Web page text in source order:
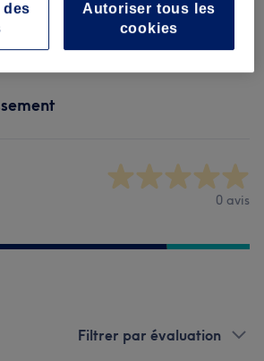
Et Semi-
à partir de 50 €
0 avis
Filtrer par évaluation
Autoriser tous les
cookies
des